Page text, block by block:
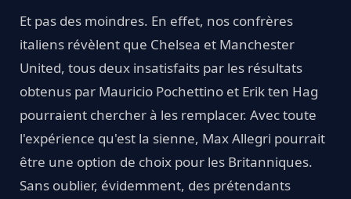
Et pas des moindres. En effet, nos confrères
italiens révèlent que Chelsea et Manchester
United, tous deux insatisfaits par les résultats
obtenus par Mauricio Pochettino et Erik ten Hag
pourraient chercher à les remplacer. Avec toute
l'expérience qu'est la sienne, Max Allegri pourrait
être une option de choix pour les Britanniques.
Sans oublier, évidemment, des prétendants